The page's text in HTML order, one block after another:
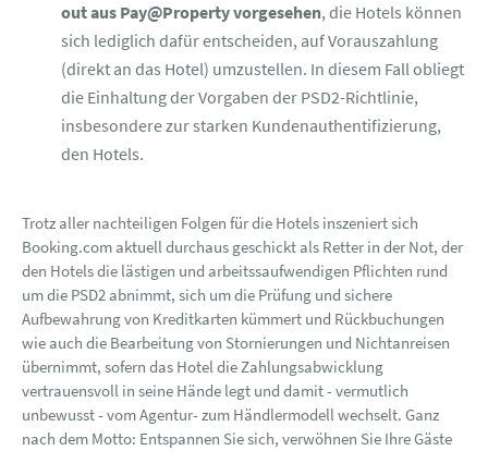
out aus Pay@Property vorgesehen, die Hotels können
sich lediglich dafür entscheiden, auf Vorauszahlung
(direkt an das Hotel) umzustellen. In diesem Fall obliegt
die Einhaltung der Vorgaben der PSD2-Richtlinie,
insbesondere zur starken Kundenauthentifizierung,
den Hotels.
Trotz aller nachteiligen Folgen für die Hotels inszeniert sich
Booking.com aktuell durchaus geschickt als Retter in der Not, der
den Hotels die lästigen und arbeitssaufwendigen Pflichten rund
um die PSD2 abnimmt, sich um die Prüfung und sichere
Aufbewahrung von Kreditkarten kümmert und Rückbuchungen
wie auch die Bearbeitung von Stornierungen und Nichtanreisen
übernimmt, sofern das Hotel die Zahlungsabwicklung
vertrauensvoll in seine Hände legt und damit - vermutlich
unbewusst - vom Agentur- zum Händlermodell wechselt. Ganz
nach dem Motto: Entspannen Sie sich, verwöhnen Sie Ihre Gäste